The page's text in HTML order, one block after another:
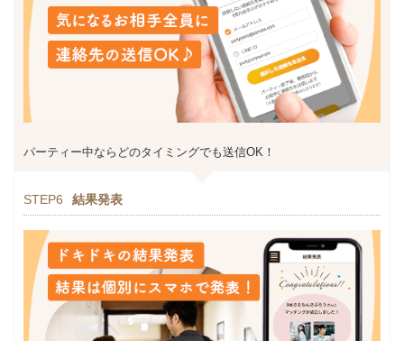
パーティー中ならどのタイミングでも送信OK！
STEP6 結果発表